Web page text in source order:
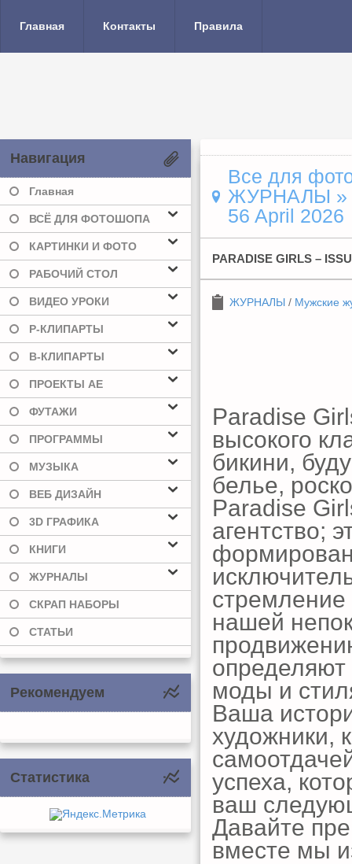
Главная Контакты Правила
Навигация
Главная
ВСЁ ДЛЯ ФОТОШОПА
КАРТИНКИ И ФОТО
РАБОЧИЙ СТОЛ
ВИДЕО УРОКИ
Р-КЛИПАРТЫ
В-КЛИПАРТЫ
ПРОЕКТЫ AE
ФУТАЖИ
ПРОГРАММЫ
МУЗЫКА
ВЕБ ДИЗАЙН
3D ГРАФИКА
КНИГИ
ЖУРНАЛЫ
СКРАП НАБОРЫ
СТАТЬИ
Рекомендуем
Статистика
Все для
ЖУРНАЛЫ »
56 April 2026
PARADISE GIRLS –
ЖУРНАЛЫ / Мужские
Paradise
высокого
бикини,
белье,
Paradise
агентство;
стремление
нашей
моды и
Ваша
художники,
успеха,
ваш
Давайте
вместе мы